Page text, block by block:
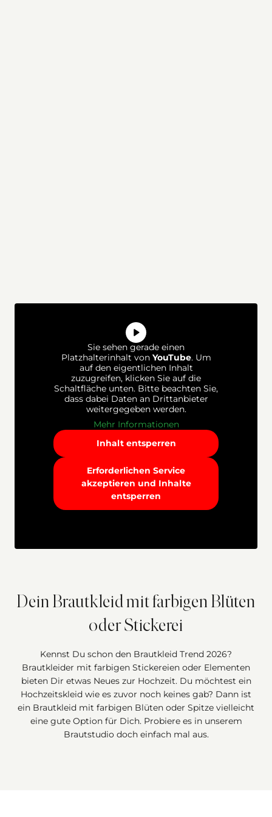
Sie sehen gerade einen
Platzhalterinhalt von YouTube. Um
auf den eigentlichen Inhalt
zuzugreifen, klicken Sie auf die
Schaltfläche unten. Bitte beachten Sie,
dass dabei Daten an Drittanbieter
weitergegeben werden.
Mehr Informationen
Inhalt entsperren
Erforderlichen Service
akzeptieren und Inhalte
entsperren
Dein Brautkleid mit farbigen Blüten
oder Stickerei
Kennst Du schon den Brautkleid Trend 2026?
Brautkleider mit farbigen Stickereien oder Elementen
bieten Dir etwas Neues zur Hochzeit. Du möchtest ein
Hochzeitskleid wie es zuvor noch keines gab? Dann ist
ein Brautkleid mit farbigen Blüten oder Spitze vielleicht
eine gute Option für Dich. Probiere es in unserem
Brautstudio doch einfach mal aus.